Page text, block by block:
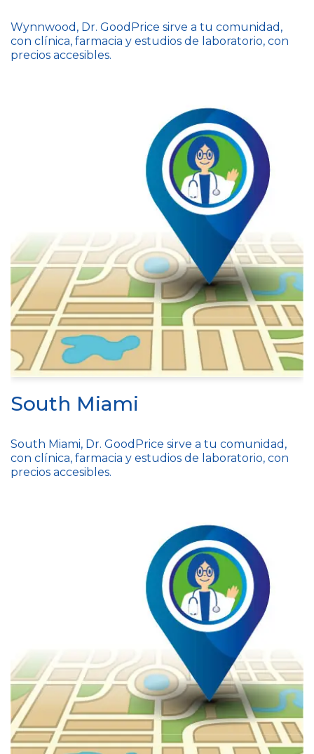
Wynnwood, Dr. GoodPrice sirve a tu comunidad,
con clínica, farmacia y estudios de laboratorio, con
precios accesibles.
South Miami
South Miami, Dr. GoodPrice sirve a tu comunidad,
con clínica, farmacia y estudios de laboratorio, con
precios accesibles.